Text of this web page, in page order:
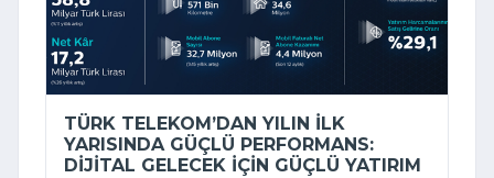
TÜRK TELEKOM’DAN YILIN ILK
YARISINDA GÜÇLÜ PERFORMANS:
DIJITAL GELECEK IÇIN GÜÇLÜ YATIRIM